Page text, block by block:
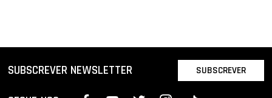
SUBSCREVER NEWSLETTER SUBSCREVER